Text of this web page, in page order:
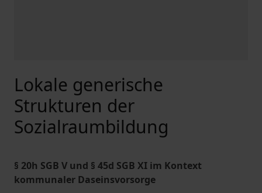
Lokale generische
Strukturen der
Sozialraumbildung
§ 20h SGB V und § 45d SGB XI im Kontext
kommunaler Daseinsvorsorge